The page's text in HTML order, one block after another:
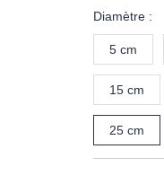
Diamètre :
5 cm
15 cm
25 cm